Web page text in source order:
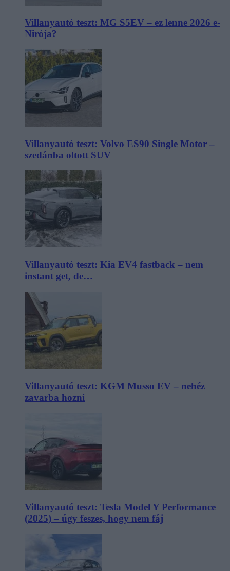
Villanyautó teszt: MG S5EV – ez lenne 2026 e-
Nirója?
Villanyautó teszt: Volvo ES90 Single Motor –
szedánba oltott SUV
Villanyautó teszt: Kia EV4 fastback – nem
instant get, de…
Villanyautó teszt: KGM Musso EV – nehéz
zavarba hozni
Villanyautó teszt: Tesla Model Y Performance
(2025) – úgy feszes, hogy nem fáj